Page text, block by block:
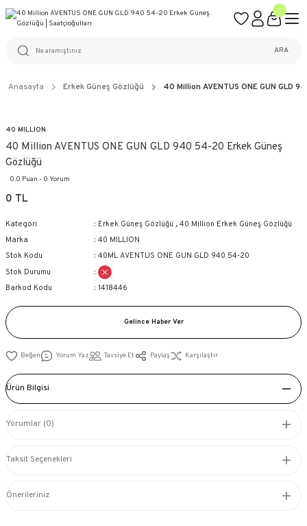
%100 ORİJİNAL ÜRÜN GARANTİSİ
ARA
Anasayfa Erkek Güneş Gözlüğü 40 Million AVENTUS ONE GUN GLD
40 MILLION
40 Million AVENTUS ONE GUN GLD 940 54-20 Erkek Güneş
Gözlüğü
0.0 Puan - 0 Yorum
0 TL
Kategori Erkek Güneş Gözlüğü , 40 Million Erkek Güneş Gözlüğü
Marka
40 MILLION
Stok Kodu
40ML AVENTUS ONE GUN GLD 940 54-20
Stok Durumu
Barkod Kodu
1418446
Gelince Haber Ver
Yorum Yaz Tavsiye Et Paylaş Karşılaştır
Ürün Bilgisi
Yorumlar (0)
Taksit Seçenekleri
Önerileriniz